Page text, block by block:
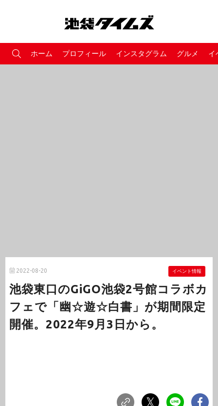
ホーム プロフィール インスタグラム グルメ イ
2022-08-20 イベント情報
池袋東口のGiGO池袋2号館コラボカ
フェで「幽☆遊☆白書」が期間限定
開催。2022年9月3日から。